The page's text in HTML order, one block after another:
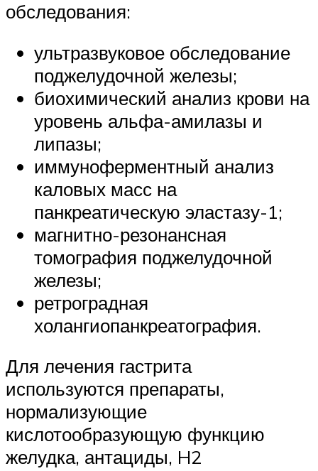
обследования:
ультразвуковое обследование
поджелудочной железы;
биохимический анализ крови на
уровень альфа-амилазы и
липазы;
иммуноферментный анализ
каловых масс на
панкреатическую эластазу-1;
магнитно-резонансная
томография поджелудочной
железы;
ретроградная
холангиопанкреатография.
Для лечения гастрита
используются препараты,
нормализующие
кислотообразующую функцию
желудка, антациды, H2